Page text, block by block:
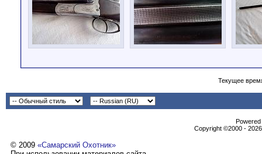
Текущее
Copyright ©2000 -
© 2009 «Самарский Охотник»